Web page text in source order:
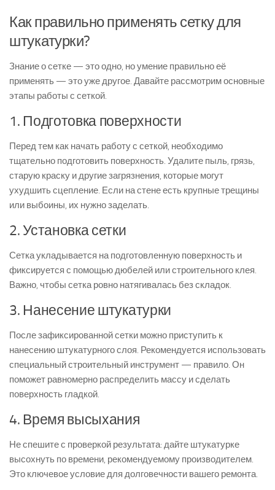
Как правильно применять сетку для
штукатурки?
Знание о сетке — это одно, но умение правильно её
применять — это уже другое. Давайте рассмотрим основные
этапы работы с сеткой.
1. Подготовка поверхности
Перед тем как начать работу с сеткой, необходимо
тщательно подготовить поверхность. Удалите пыль, грязь,
старую краску и другие загрязнения, которые могут
ухудшить сцепление. Если на стене есть крупные трещины
или выбоины, их нужно заделать.
2. Установка сетки
Сетка укладывается на подготовленную поверхность и
фиксируется с помощью дюбелей или строительного клея.
Важно, чтобы сетка ровно натягивалась без складок.
3. Нанесение штукатурки
После зафиксированной сетки можно приступить к
нанесению штукатурного слоя. Рекомендуется использовать
специальный строительный инструмент — правило. Он
поможет равномерно распределить массу и сделать
поверхность гладкой.
4. Время высыхания
Не спешите с проверкой результата: дайте штукатурке
высохнуть по времени, рекомендуемому производителем.
Это ключевое условие для долговечности вашего ремонта.